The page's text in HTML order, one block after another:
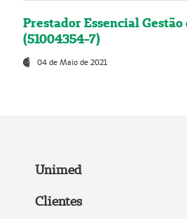
Prestador Essencial
(51004354-7)
04 de Maio de 2021
Unimed
Clientes